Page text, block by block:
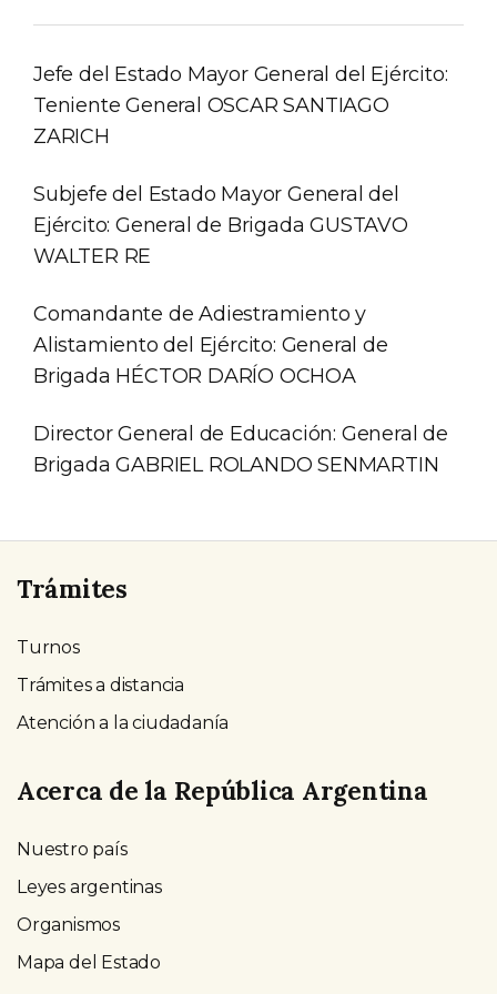
Jefe del Estado Mayor General del Ejército:
Teniente General OSCAR SANTIAGO
ZARICH
Subjefe del Estado Mayor General del
Ejército: General de Brigada GUSTAVO
WALTER RE
Comandante de Adiestramiento y
Alistamiento del Ejército: General de
Brigada HÉCTOR DARÍO OCHOA
Director General de Educación: General de
Brigada GABRIEL ROLANDO SENMARTIN
Trámites
Turnos
Trámites a distancia
Atención a la ciudadanía
Acerca de la República Argentina
Nuestro país
Leyes argentinas
Organismos
Mapa del Estado